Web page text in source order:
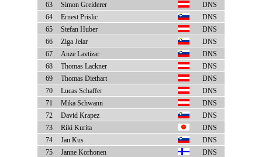
63
Simon Greiderer
DNS
64
Ernest Prislic
DNS
65
Stefan Huber
DNS
66
Ziga Jelar
DNS
67
Anze Lavtizar
DNS
68
Thomas Lackner
DNS
69
Thomas Diethart
DNS
70
Lucas Schaffer
DNS
71
Mika Schwann
DNS
72
David Krapez
DNS
73
Riki Kurita
DNS
74
Jan Kus
DNS
75
Janne Korhonen
DNS